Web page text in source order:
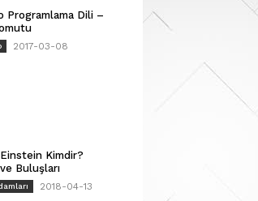
Programlama Dili –
2017-03-08
Kimdir?
Buluşları
2018-04-13